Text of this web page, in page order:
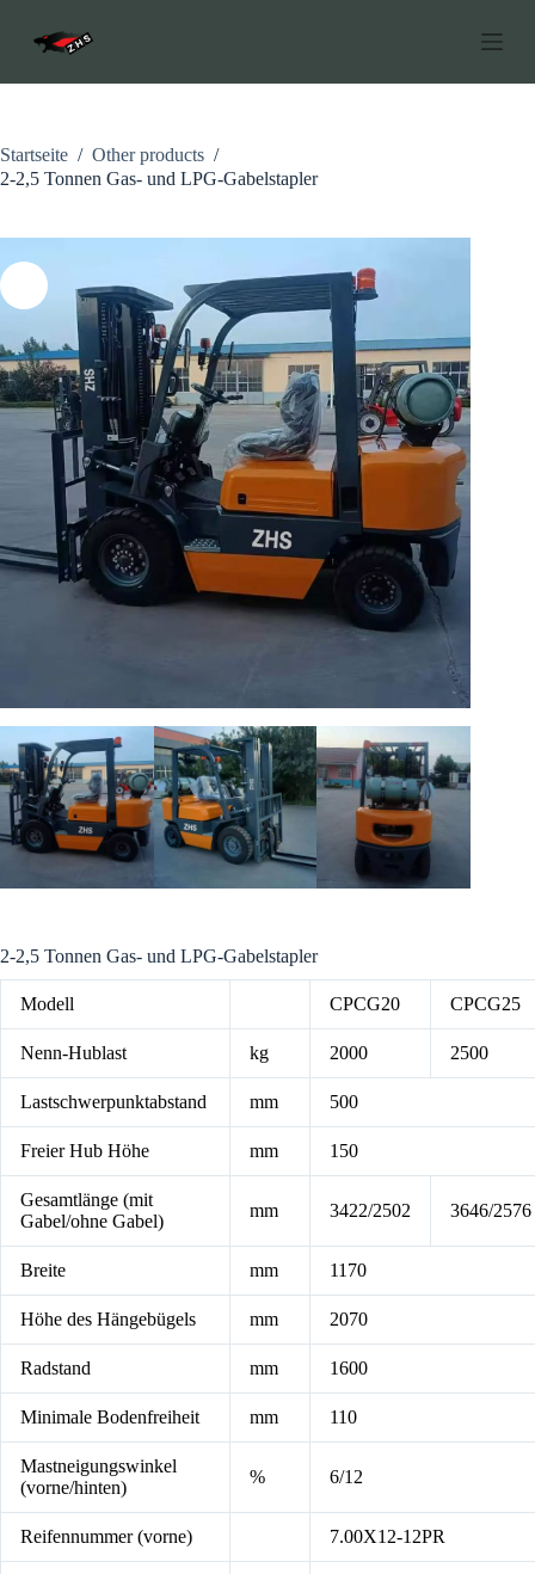
I
a
t
p
r
e
n
Startseite / Other products /
2-2,5 Tonnen Gas- und LPG-Gabelstapler
2-2,5 Tonnen Gas- und LPG-Gabelstapler
Modell CPCG20 CPCG25
Nenn-Hublast kg 2000 2500
Lastschwerpunktabstand mm 500
Freier Hub Höhe mm 150
Gesamtlänge (mit
Gabel/ohne Gabel)
mm 3422/2502 3646/2576
Breite mm 1170
Höhe des Hängebügels mm 2070
Radstand mm 1600
Minimale Bodenfreiheit mm 110
Mastneigungswinkel
(vorne/hinten)
% 6/12
Reifennummer (vorne) 7.00X12-12PR